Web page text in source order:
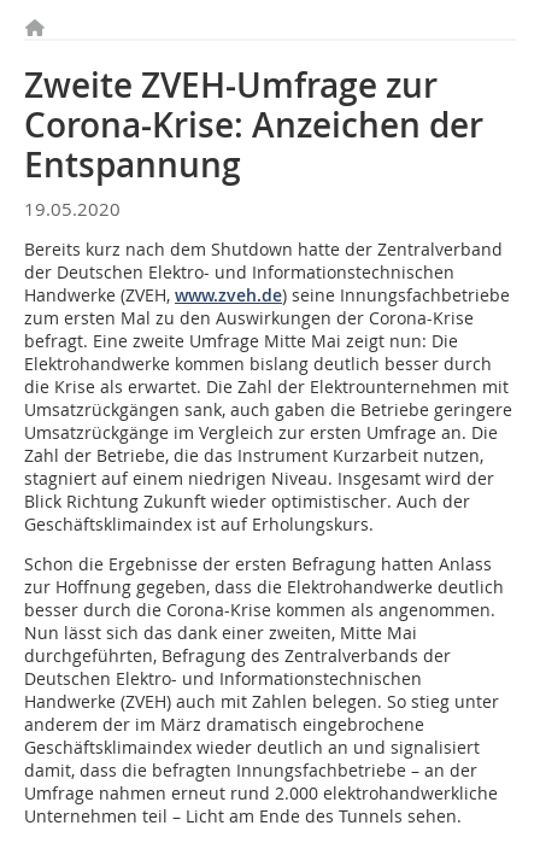
Zweite ZVEH-Umfrage zur
Corona-Krise: Anzeichen der
Entspannung
19.05.2020
Bereits kurz nach dem Shutdown hatte der Zentralverband
der Deutschen Elektro- und Informationstechnischen
Handwerke (ZVEH, www.zveh.de) seine Innungsfachbetriebe
zum ersten Mal zu den Auswirkungen der Corona-Krise
befragt. Eine zweite Umfrage Mitte Mai zeigt nun: Die
Elektrohandwerke kommen bislang deutlich besser durch
die Krise als erwartet. Die Zahl der Elektrounternehmen mit
Umsatzrückgängen sank, auch gaben die Betriebe geringere
Umsatzrückgänge im Vergleich zur ersten Umfrage an. Die
Zahl der Betriebe, die das Instrument Kurzarbeit nutzen,
stagniert auf einem niedrigen Niveau. Insgesamt wird der
Blick Richtung Zukunft wieder optimistischer. Auch der
Geschäftsklimaindex ist auf Erholungskurs.
Schon die Ergebnisse der ersten Befragung hatten Anlass
zur Hoffnung gegeben, dass die Elektrohandwerke deutlich
besser durch die Corona-Krise kommen als angenommen.
Nun lässt sich das dank einer zweiten, Mitte Mai
durchgeführten, Befragung des Zentralverbands der
Deutschen Elektro- und Informationstechnischen
Handwerke (ZVEH) auch mit Zahlen belegen. So stieg unter
anderem der im März dramatisch eingebrochene
Geschäftsklimaindex wieder deutlich an und signalisiert
damit, dass die befragten Innungsfachbetriebe – an der
Umfrage nahmen erneut rund 2.000 elektrohandwerkliche
Unternehmen teil – Licht am Ende des Tunnels sehen.